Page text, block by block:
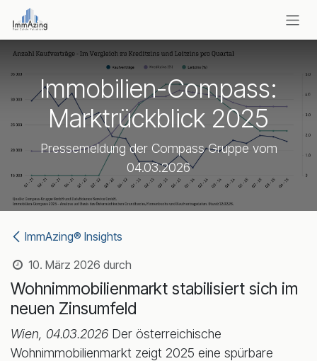
Zum Inhalt springen
Immobilien-Compass:
Marktrückblick 2025
Pressemeldung der Compass Gruppe vom
04.03.2026
ImmAzing® Insights
10. März 2026 durch
Wohnimmobilienmarkt stabilisiert sich im
neuen Zinsumfeld
Wien, 04.03.2026 Der österreichische
Wohnimmobilienmarkt zeigt 2025 eine spürbare